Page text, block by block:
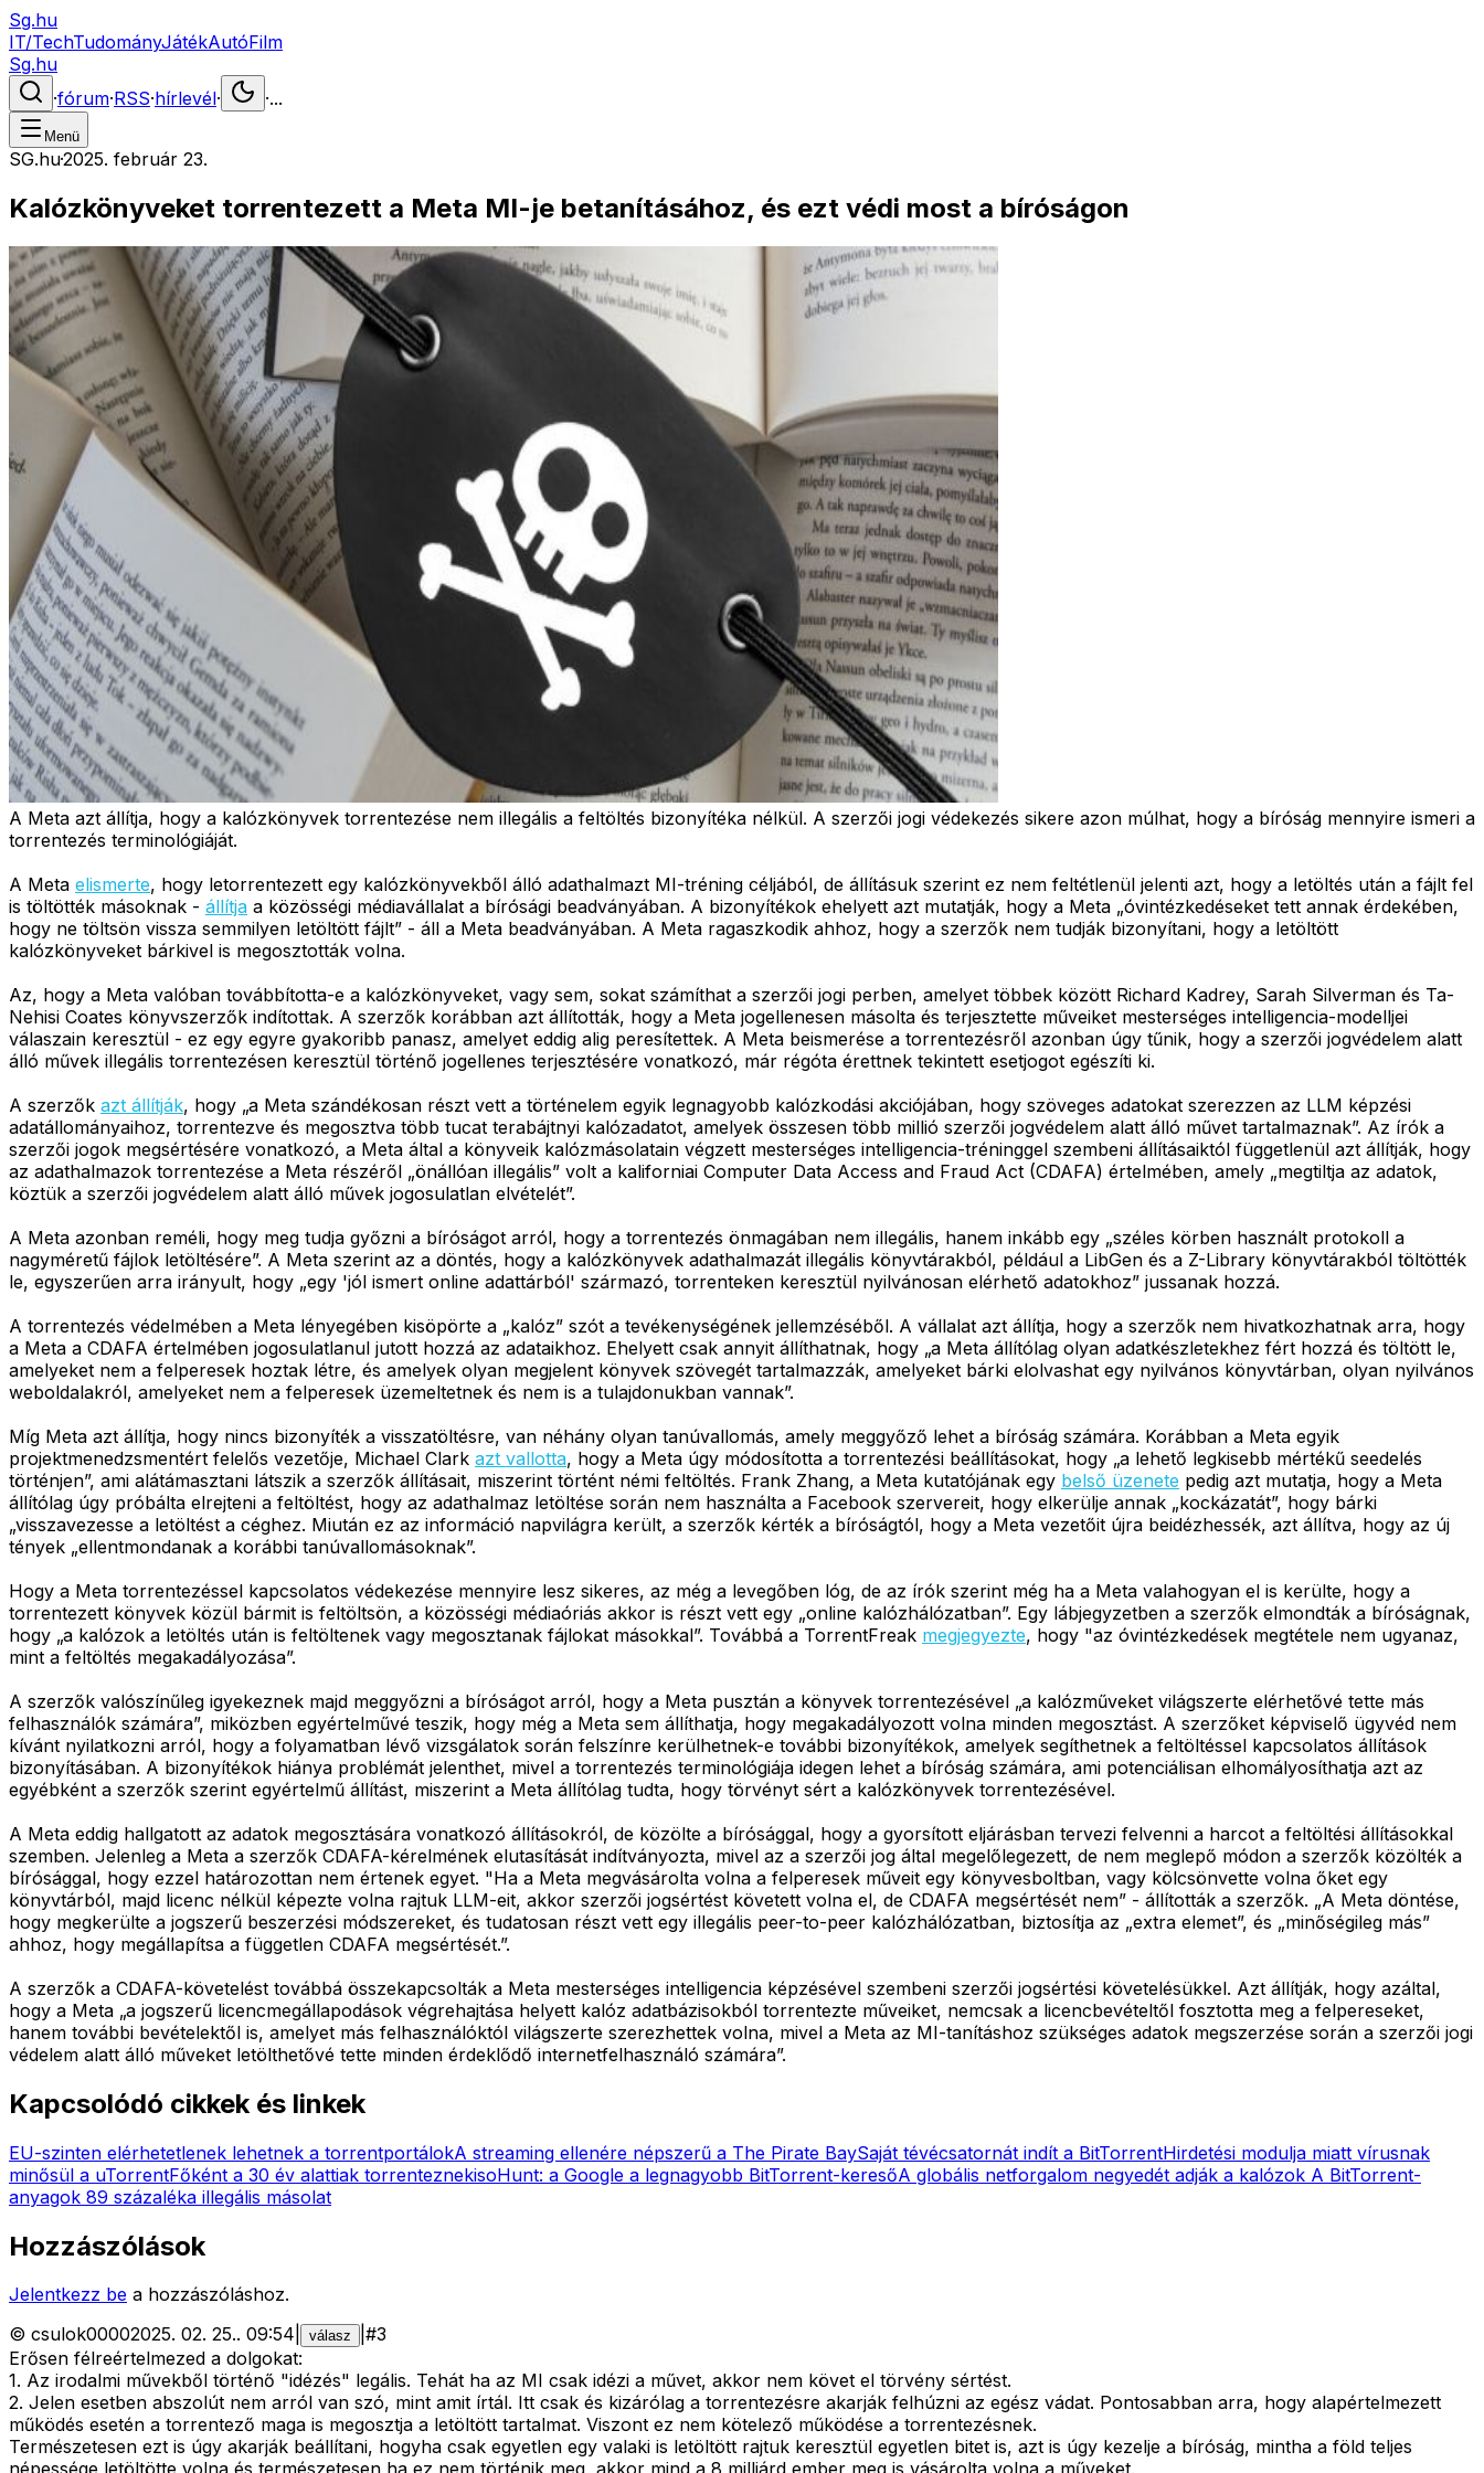
Sg.hu
IT/TechTudományJátékAutóFilm
Sg.hu
·fórum·RSS·hírlevél· ·...
Menü
SG.hu·2025. február 23.
Kalózkönyveket torrentezett a Meta MI-je betanításához, és ezt védi most a bíróságon
A Meta azt állítja, hogy a kalózkönyvek torrentezése nem illegális a feltöltés bizonyítéka nélkül. A szerzői jogi védekezés sikere azon múlhat, hogy a bíróság mennyire ismeri a
torrentezés terminológiáját.
A Meta elismerte, hogy letorrentezett egy kalózkönyvekből álló adathalmazt MI-tréning céljából, de állításuk szerint ez nem feltétlenül jelenti azt, hogy a letöltés után a fájlt fel
is töltötték másoknak - állítja a közösségi médiavállalat a bírósági beadványában. A bizonyítékok ehelyett azt mutatják, hogy a Meta „óvintézkedéseket tett annak érdekében,
hogy ne töltsön vissza semmilyen letöltött fájlt” - áll a Meta beadványában. A Meta ragaszkodik ahhoz, hogy a szerzők nem tudják bizonyítani, hogy a letöltött
kalózkönyveket bárkivel is megosztották volna.
Az, hogy a Meta valóban továbbította-e a kalózkönyveket, vagy sem, sokat számíthat a szerzői jogi perben, amelyet többek között Richard Kadrey, Sarah Silverman és Ta-
Nehisi Coates könyvszerzők indítottak. A szerzők korábban azt állították, hogy a Meta jogellenesen másolta és terjesztette műveiket mesterséges intelligencia-modelljei
válaszain keresztül - ez egy egyre gyakoribb panasz, amelyet eddig alig peresítettek. A Meta beismerése a torrentezésről azonban úgy tűnik, hogy a szerzői jogvédelem alatt
álló művek illegális torrentezésen keresztül történő jogellenes terjesztésére vonatkozó, már régóta érettnek tekintett esetjogot egészíti ki.
A szerzők azt állítják, hogy „a Meta szándékosan részt vett a történelem egyik legnagyobb kalózkodási akciójában, hogy szöveges adatokat szerezzen az LLM képzési
adatállományaihoz, torrentezve és megosztva több tucat terabájtnyi kalózadatot, amelyek összesen több millió szerzői jogvédelem alatt álló művet tartalmaznak”. Az írók a
szerzői jogok megsértésére vonatkozó, a Meta által a könyveik kalózmásolatain végzett mesterséges intelligencia-tréninggel szembeni állításaiktól függetlenül azt állítják, hogy
az adathalmazok torrentezése a Meta részéről „önállóan illegális” volt a kaliforniai Computer Data Access and Fraud Act (CDAFA) értelmében, amely „megtiltja az adatok,
köztük a szerzői jogvédelem alatt álló művek jogosulatlan elvételét”.
A Meta azonban reméli, hogy meg tudja győzni a bíróságot arról, hogy a torrentezés önmagában nem illegális, hanem inkább egy „széles körben használt protokoll a
nagyméretű fájlok letöltésére”. A Meta szerint az a döntés, hogy a kalózkönyvek adathalmazát illegális könyvtárakból, például a LibGen és a Z-Library könyvtárakból töltötték
le, egyszerűen arra irányult, hogy „egy 'jól ismert online adattárból' származó, torrenteken keresztül nyilvánosan elérhető adatokhoz” jussanak hozzá.
A torrentezés védelmében a Meta lényegében kisöpörte a „kalóz” szót a tevékenységének jellemzéséből. A vállalat azt állítja, hogy a szerzők nem hivatkozhatnak arra, hogy
a Meta a CDAFA értelmében jogosulatlanul jutott hozzá az adataikhoz. Ehelyett csak annyit állíthatnak, hogy „a Meta állítólag olyan adatkészletekhez fért hozzá és töltött le,
amelyeket nem a felperesek hoztak létre, és amelyek olyan megjelent könyvek szövegét tartalmazzák, amelyeket bárki elolvashat egy nyilvános könyvtárban, olyan nyilvános
weboldalakról, amelyeket nem a felperesek üzemeltetnek és nem is a tulajdonukban vannak”.
Míg Meta azt állítja, hogy nincs bizonyíték a visszatöltésre, van néhány olyan tanúvallomás, amely meggyőző lehet a bíróság számára. Korábban a Meta egyik
projektmenedzsmentért felelős vezetője, Michael Clark azt vallotta, hogy a Meta úgy módosította a torrentezési beállításokat, hogy „a lehető legkisebb mértékű seedelés
történjen”, ami alátámasztani látszik a szerzők állításait, miszerint történt némi feltöltés. Frank Zhang, a Meta kutatójának egy belső üzenete pedig azt mutatja, hogy a Meta
állítólag úgy próbálta elrejteni a feltöltést, hogy az adathalmaz letöltése során nem használta a Facebook szervereit, hogy elkerülje annak „kockázatát”, hogy bárki
„visszavezesse a letöltést a céghez. Miután ez az információ napvilágra került, a szerzők kérték a bíróságtól, hogy a Meta vezetőit újra beidézhessék, azt állítva, hogy az új
tények „ellentmondanak a korábbi tanúvallomásoknak”.
Hogy a Meta torrentezéssel kapcsolatos védekezése mennyire lesz sikeres, az még a levegőben lóg, de az írók szerint még ha a Meta valahogyan el is kerülte, hogy a
torrentezett könyvek közül bármit is feltöltsön, a közösségi médiaóriás akkor is részt vett egy „online kalózhálózatban”. Egy lábjegyzetben a szerzők elmondták a bíróságnak,
hogy „a kalózok a letöltés után is feltöltenek vagy megosztanak fájlokat másokkal”. Továbbá a TorrentFreak megjegyezte, hogy "az óvintézkedések megtétele nem ugyanaz,
mint a feltöltés megakadályozása”.
A szerzők valószínűleg igyekeznek majd meggyőzni a bíróságot arról, hogy a Meta pusztán a könyvek torrentezésével „a kalózműveket világszerte elérhetővé tette más
felhasználók számára”, miközben egyértelművé teszik, hogy még a Meta sem állíthatja, hogy megakadályozott volna minden megosztást. A szerzőket képviselő ügyvéd nem
kívánt nyilatkozni arról, hogy a folyamatban lévő vizsgálatok során felszínre kerülhetnek-e további bizonyítékok, amelyek segíthetnek a feltöltéssel kapcsolatos állítások
bizonyításában. A bizonyítékok hiánya problémát jelenthet, mivel a torrentezés terminológiája idegen lehet a bíróság számára, ami potenciálisan elhomályosíthatja azt az
egyébként a szerzők szerint egyértelmű állítást, miszerint a Meta állítólag tudta, hogy törvényt sért a kalózkönyvek torrentezésével.
A Meta eddig hallgatott az adatok megosztására vonatkozó állításokról, de közölte a bírósággal, hogy a gyorsított eljárásban tervezi felvenni a harcot a feltöltési állításokkal
szemben. Jelenleg a Meta a szerzők CDAFA-kérelmének elutasítását indítványozta, mivel az a szerzői jog által megelőlegezett, de nem meglepő módon a szerzők közölték a
bírósággal, hogy ezzel határozottan nem értenek egyet. "Ha a Meta megvásárolta volna a felperesek műveit egy könyvesboltban, vagy kölcsönvette volna őket egy
könyvtárból, majd licenc nélkül képezte volna rajtuk LLM-eit, akkor szerzői jogsértést követett volna el, de CDAFA megsértését nem” - állították a szerzők. „A Meta döntése,
hogy megkerülte a jogszerű beszerzési módszereket, és tudatosan részt vett egy illegális peer-to-peer kalózhálózatban, biztosítja az „extra elemet”, és „minőségileg más”
ahhoz, hogy megállapítsa a független CDAFA megsértését.”.
A szerzők a CDAFA-követelést továbbá összekapcsolták a Meta mesterséges intelligencia képzésével szembeni szerzői jogsértési követelésükkel. Azt állítják, hogy azáltal,
hogy a Meta „a jogszerű licencmegállapodások végrehajtása helyett kalóz adatbázisokból torrentezte műveiket, nemcsak a licencbevételtől fosztotta meg a felpereseket,
hanem további bevételektől is, amelyet más felhasználóktól világszerte szerezhettek volna, mivel a Meta az MI-tanításhoz szükséges adatok megszerzése során a szerzői jogi
védelem alatt álló műveket letölthetővé tette minden érdeklődő internetfelhasználó számára”.
Kapcsolódó cikkek és linkek
EU-szinten elérhetetlenek lehetnek a torrentportálokA streaming ellenére népszerű a The Pirate BaySaját tévécsatornát indít a BitTorrentHirdetési modulja miatt vírusnak
minősül a uTorrentFőként a 30 év alattiak torrenteznekisoHunt: a Google a legnagyobb BitTorrent-keresőA globális netforgalom negyedét adják a kalózok A BitTorrent-
anyagok 89 százaléka illegális másolat
Hozzászólások
Jelentkezz be a hozzászóláshoz.
© csulok00002025. 02. 25.. 09:54 válasz #3
Erősen félreértelmezed a dolgokat:
1. Az irodalmi művekből történő "idézés" legális. Tehát ha az MI csak idézi a művet, akkor nem követ el törvény sértést.
2. Jelen esetben abszolút nem arról van szó, mint amit írtál. Itt csak és kizárólag a torrentezésre akarják felhúzni az egész vádat. Pontosabban arra, hogy alapértelmezett
működés esetén a torrentező maga is megosztja a letöltött tartalmat. Viszont ez nem kötelező működése a torrentezésnek.
Természetesen ezt is úgy akarják beállítani, hogyha csak egyetlen egy valaki is letöltött rajtuk keresztül egyetlen bitet is, azt is úgy kezelje a bíróság, mintha a föld teljes